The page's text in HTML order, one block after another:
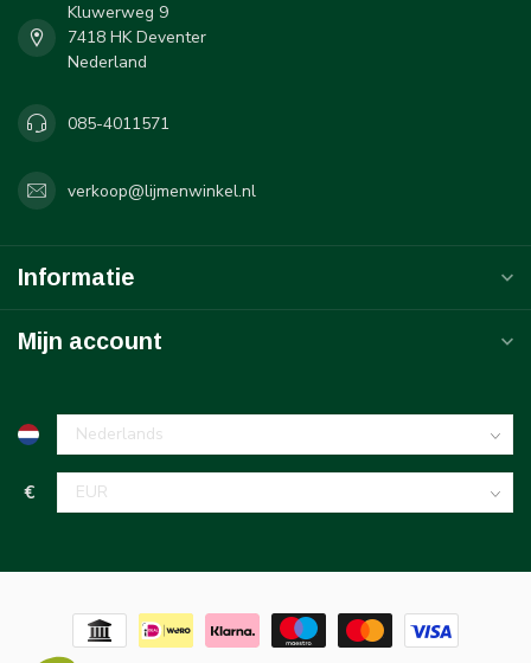
Kluwerweg 9
7418 HK Deventer
Nederland
085-4011571
verkoop@lijmenwinkel.nl
Informatie
Mijn account
€